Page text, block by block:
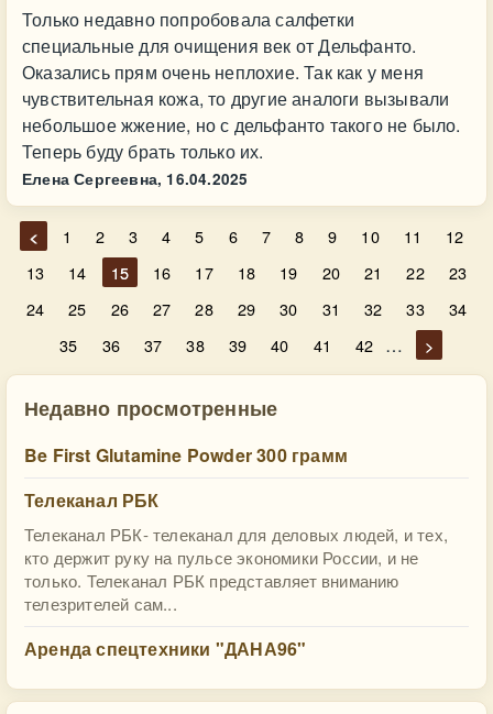
Только недавно попробовала салфетки
специальные для очищения век от Дельфанто.
Оказались прям очень неплохие. Так как у меня
чувствительная кожа, то другие аналоги вызывали
небольшое жжение, но с дельфанто такого не было.
Теперь буду брать только их.
Елена Сергеевна, 16.04.2025
< 1 2 3 4 5 6 7 8 9 10 11
12
13
14 15 16 17 18 19 20 21 22
23
24
25 26 27 28 29 30 31 32 33
34
35
36 37 38 39 40 41 42 … >
Недавно просмотренные
Be First Glutamine Powder 300 грамм
Телеканал РБК
Телеканал РБК- телеканал для деловых людей, и тех,
кто держит руку на пульсе экономики России, и не
только. Телеканал РБК представляет вниманию
телезрителей сам...
Аренда спецтехники "ДАНА96"